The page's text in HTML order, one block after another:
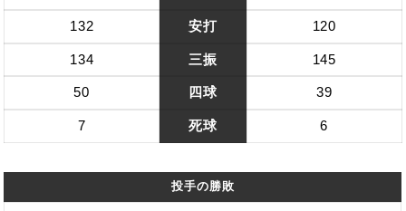
132
134
50
7
安打
三振
四球
死球
120
145
39
6
投手の勝敗